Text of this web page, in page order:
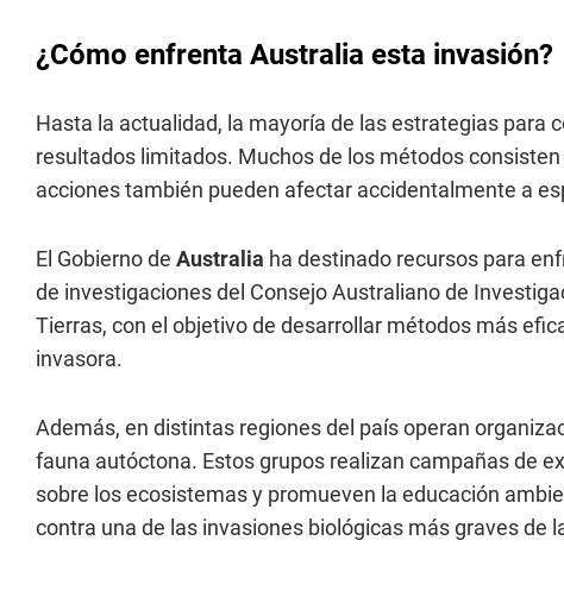
¿Cómo enfrenta Australia esta invasión?
Hasta la actualidad, la mayoría de las estrategias para
resultados limitados. Muchos de los métodos
acciones también pueden afectar accidentalmente a
El Gobierno de Australia ha destinado recursos para
de investigaciones del Consejo Australiano de
Tierras, con el objetivo de desarrollar métodos más
invasora.
Además, en distintas regiones del país operan
fauna autóctona. Estos grupos realizan campañas de
sobre los ecosistemas y promueven la educación
contra una de las invasiones biológicas más graves de